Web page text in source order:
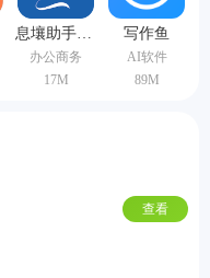
息壤助手手机版
办公商务
17M
写作鱼
AI软件
89M
查看